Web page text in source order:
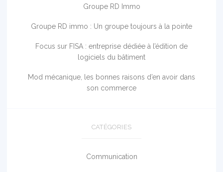
Groupe RD Immo
Groupe RD immo : Un groupe toujours à la pointe
Focus sur FISA : entreprise dédiée à l’édition de
logiciels du bâtiment
Mod mécanique, les bonnes raisons d’en avoir dans
son commerce
CATÉGORIES
Communication